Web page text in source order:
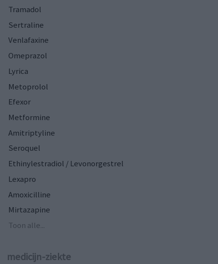
Tramadol
Sertraline
Venlafaxine
Omeprazol
Lyrica
Metoprolol
Efexor
Metformine
Amitriptyline
Seroquel
Ethinylestradiol / Levonorgestrel
Lexapro
Amoxicilline
Mirtazapine
Toon alle...
medicijn-ziekte